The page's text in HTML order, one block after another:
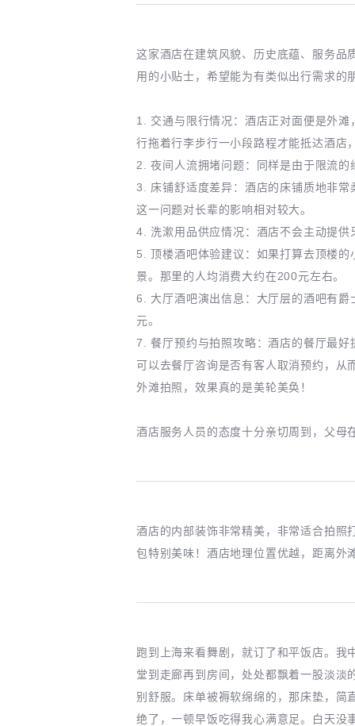
这家酒店在建筑风貌、历史底蕴、服务品
用的小贴士，希望能为有类似出行需求的
1. 交通与限行情况：酒店正对面便是外
行拖着行李步行一小段路程才能抵达酒店
2. 夜间人流拥堵问题：同样是由于限流
3. 床铺舒适度差异：酒店的床铺质地非
这一问题对长辈的影响相对较大。
4. 洗漱用品供应情况：酒店不会主动提
5. 顶楼酒吧体验建议：如果打算去顶楼
景。那里的人均消费大约在200元左右。
6. 大厅酒吧演出信息：大厅层的酒吧有
元。
7. 餐厅预约与拍照攻略：酒店的餐厅最
可以去餐厅咨询是否有客人取消预约，从
外滩拍照，效果真的是美轮美奂！
酒店服务人员的态度十分亲切周到，父母
酒店的内部装饰非常精美，非常适合拍照
包特别美味！酒店地理位置优越，距离外
跑到上海来看舞剧，就订了和平饭店。
堂到走廊再到房间，处处都飘着一股淡淡
别舒服。床单被褥软绵绵的，那床垫，简
绝了，一顿早饭吃得我心满意足。白天没